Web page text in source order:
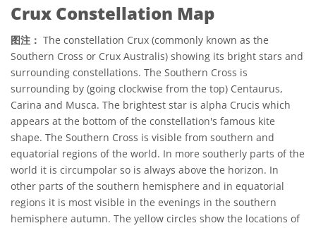
Crux Constellation Map
图注： The constellation Crux (commonly known as the
Southern Cross or Crux Australis) showing its bright stars and
surrounding constellations. The Southern Cross is
surrounding by (going clockwise from the top) Centaurus,
Carina and Musca. The brightest star is alpha Crucis which
appears at the bottom of the constellation's famous kite
shape. The Southern Cross is visible from southern and
equatorial regions of the world. In more southerly parts of the
world it is circumpolar so is always above the horizon. In
other parts of the southern hemisphere and in equatorial
regions it is most visible in the evenings in the southern
hemisphere autumn. The yellow circles show the locations of